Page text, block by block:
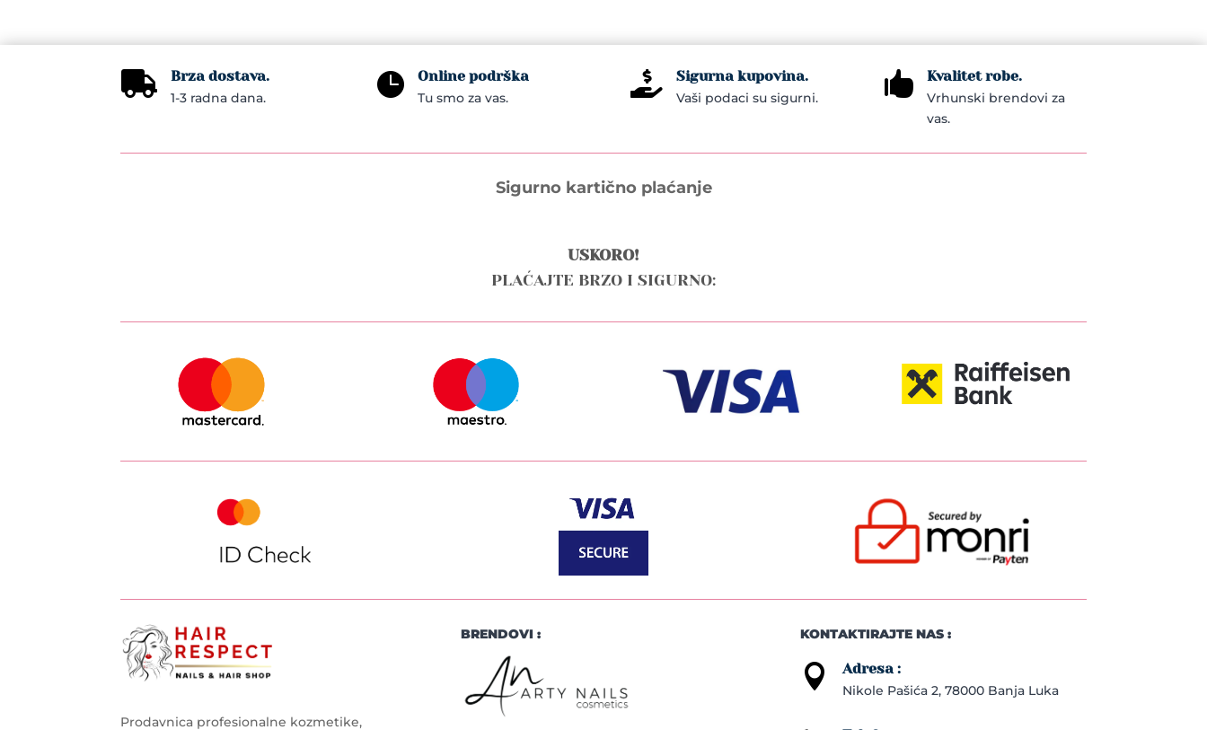
 Brza dostava.
1-3 radna dana.  Online podrška
Tu smo za vas.  Sigurna kupovina.
Vaši podaci su sigurni.  Kvalitet robe.
Vrhunski brendovi za
vas.
Sigurno kartično plaćanje
USKORO!
PLAĆAJTE BRZO I SIGURNO:
Prodavnica profesionalne kozmetike,
BRENDOVI : KONTAKTIRAJTE NAS :
 Adresa :
Nikole Pašića 2, 78000 Banja Luka